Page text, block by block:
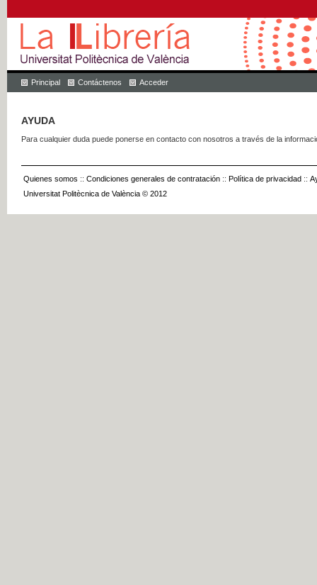
Principal Contáctenos Acceder
AYUDA
Para cualquier duda puede ponerse en contacto con nosotros a través de la
Quienes somos :: Condiciones generales de contratación :: Política de privacidad ::
Universitat Politècnica de València © 2012